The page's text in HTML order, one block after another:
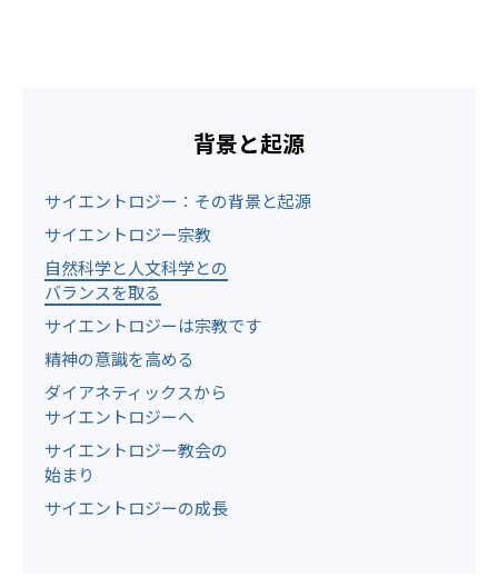
背景と起源
サイエントロジー：その背景と起源
サイエントロジー宗教
自然科学と人文科学との
バランスを取る
サイエントロジーは宗教です
精神の意識を高める
ダイアネティックスから
サイエントロジーへ
サイエントロジー教会の
始まり
サイエントロジーの成長